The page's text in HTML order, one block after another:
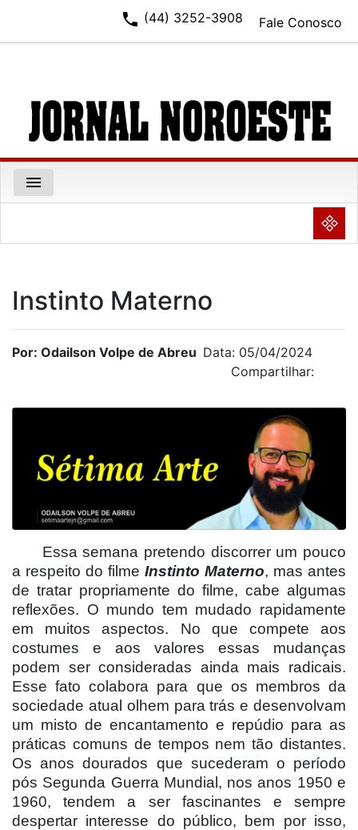
Fale Conosco
phone (44) 3252-3908
menu
NULL
Instinto Materno
Por: Odailson Volpe de Abreu Data: 05/04/2024
Compartilhar:
Essa semana pretendo discorrer um pouco
a respeito do filme Instinto Materno, mas antes
de tratar propriamente do filme, cabe algumas
reflexões. O mundo tem mudado rapidamente
em muitos aspectos. No que compete aos
costumes e aos valores essas mudanças
podem ser consideradas ainda mais radicais.
Esse fato colabora para que os membros da
sociedade atual olhem para trás e desenvolvam
um misto de encantamento e repúdio para as
práticas comuns de tempos nem tão distantes.
Os anos dourados que sucederam o período
pós Segunda Guerra Mundial, nos anos 1950 e
1960, tendem a ser fascinantes e sempre
despertar interesse do público, bem por isso,